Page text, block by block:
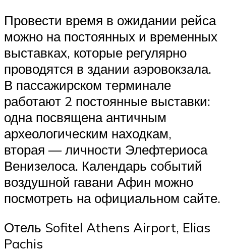
Провести время в ожидании рейса
можно на постоянных и временных
выставках, которые регулярно
проводятся в здании аэровокзала.
В пассажирском терминале
работают 2 постоянные выставки:
одна посвящена античным
археологическим находкам,
вторая — личности Элефтериоса
Венизелоса. Календарь событий
воздушной гавани Афин можно
посмотреть на официальном сайте.
Отель Sofitel Athens Airport, Elias
Pachis